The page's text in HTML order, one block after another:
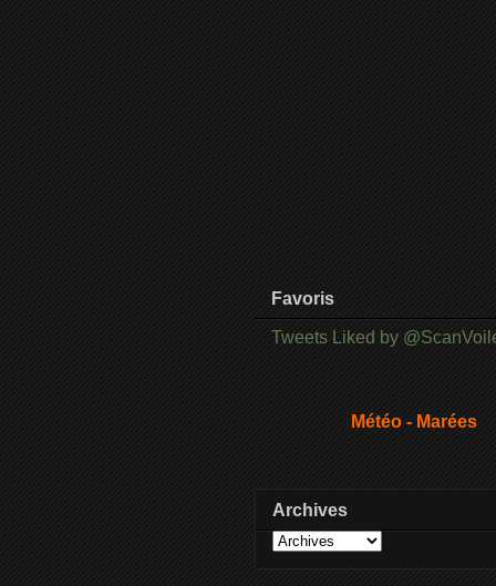
Favoris
Tweets Liked by
Météo - Marées
Archives